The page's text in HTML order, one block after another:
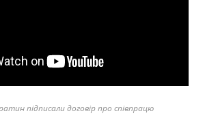
підписали договір про співпрацю